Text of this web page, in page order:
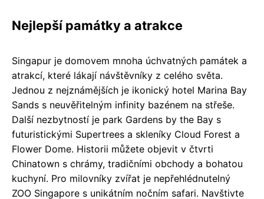
Nejlepší památky a atrakce
Singapur je domovem mnoha úchvatných památek a
atrakcí, které lákají návštěvníky z celého světa.
Jednou z nejznámějších je ikonický hotel Marina Bay
Sands s neuvěřitelným infinity bazénem na střeše.
Další nezbytností je park Gardens by the Bay s
futuristickými Supertrees a skleníky Cloud Forest a
Flower Dome. Historii můžete objevit v čtvrti
Chinatown s chrámy, tradičními obchody a bohatou
kuchyní. Pro milovníky zvířat je nepřehlédnutelný
ZOO Singapore s unikátním nočním safari. Navštivte